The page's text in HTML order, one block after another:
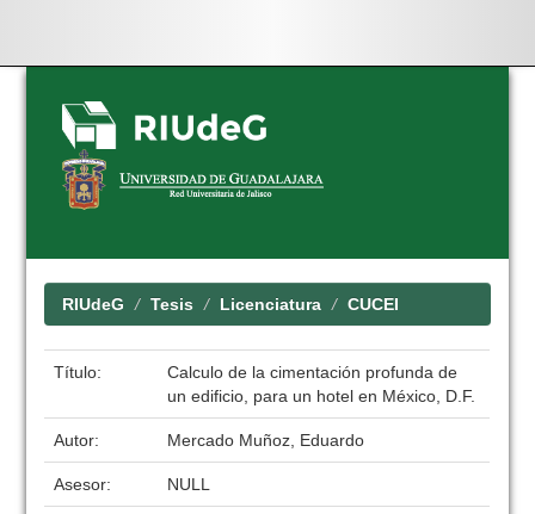
Skip
navigation
RIUdeG Tesis Licenciatura CUCEI
Título:
Calculo de la cimentación profunda de
un edificio, para un hotel en México, D.F.
Autor: Mercado Muñoz, Eduardo
Asesor: NULL